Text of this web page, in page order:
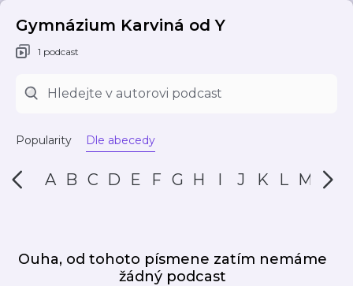
Gymnázium Karviná od Y
1 podcast
Popularity Dle abecedy
A B C D E F G H I J K L M N
Ouha, od tohoto písmene zatím nemáme
žádný podcast